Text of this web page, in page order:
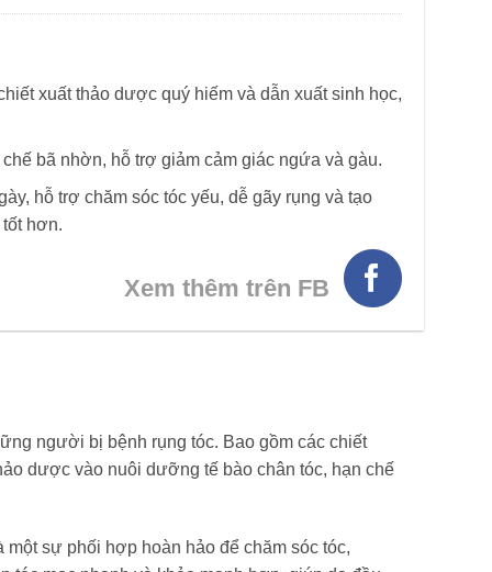
xuất thảo dược quý hiếm và dẫn xuất sinh học,
bã nhờn, hỗ trợ giảm cảm giác ngứa và gàu.
hỗ trợ chăm sóc tóc yếu, dễ gãy rụng và tạo
hơn.
Xem thêm trên FB
người bị bệnh rụng tóc. Bao gồm các chiết
dược vào nuôi dưỡng tế bào chân tóc, hạn chế
sự phối hợp hoàn hảo để chăm sóc tóc,